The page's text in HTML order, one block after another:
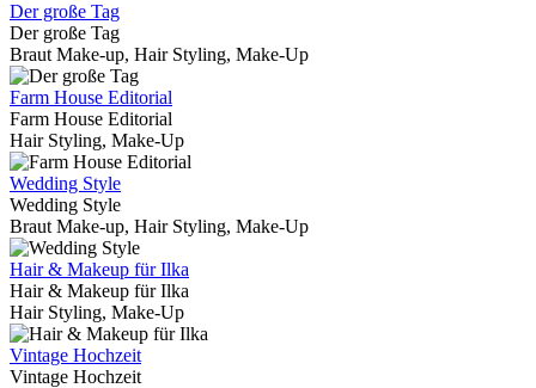
Der große Tag
Der große Tag
Braut Make-up, Hair Styling, Make-Up
Farm House Editorial
Farm House Editorial
Hair Styling, Make-Up
Wedding Style
Wedding Style
Braut Make-up, Hair Styling, Make-Up
Hair & Makeup für Ilka
Hair & Makeup für Ilka
Hair Styling, Make-Up
Vintage Hochzeit
Vintage Hochzeit